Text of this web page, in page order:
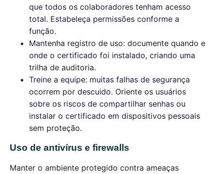
que todos os colaboradores tenham acesso
total. Estabeleça permissões conforme a
função.
Mantenha registro de uso: documente quando e
onde o certificado foi instalado, criando uma
trilha de auditoria.
Treine a equipe: muitas falhas de segurança
ocorrem por descuido. Oriente os usuários
sobre os riscos de compartilhar senhas ou
instalar o certificado em dispositivos pessoais
sem proteção.
Uso de antivírus e firewalls
Manter o ambiente protegido contra ameaças